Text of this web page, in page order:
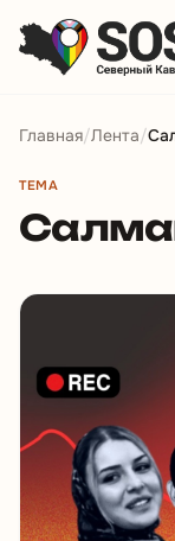
Главная/Лента/
ТЕМА